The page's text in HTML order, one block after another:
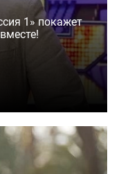
1» покажет